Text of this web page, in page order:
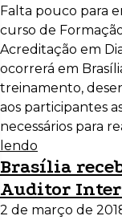
Falta pouco para
curso de
Acreditação em
ocorrerá em
treinamento,
aos participantes
necessários para
lendo
Brasília
Auditor
2 de março de